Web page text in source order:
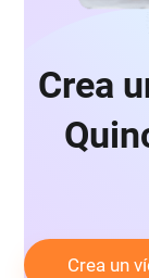
Crea
Crea un